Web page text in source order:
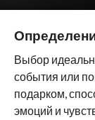
Выбор
события или
подарком,
эмоций и